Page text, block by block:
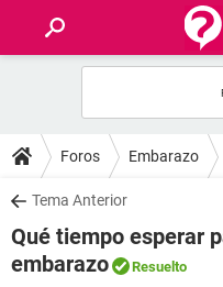
FOROS
SALUD
FAMILIA
Foros Embarazo
Tema Anterior
Qué tiempo esperar
embarazo
Resuelto